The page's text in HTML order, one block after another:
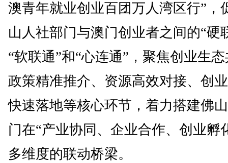
澳青年就业创业百团万人湾区行”，
山人社部门与澳门创业者之间的“硬
“软联通”和“心连通”，聚焦创业生
政策精准推介、资源高效对接、创
快速落地等核心环节，着力搭建佛
门在“产业协同、企业合作、创业孵
多维度的联动桥梁。